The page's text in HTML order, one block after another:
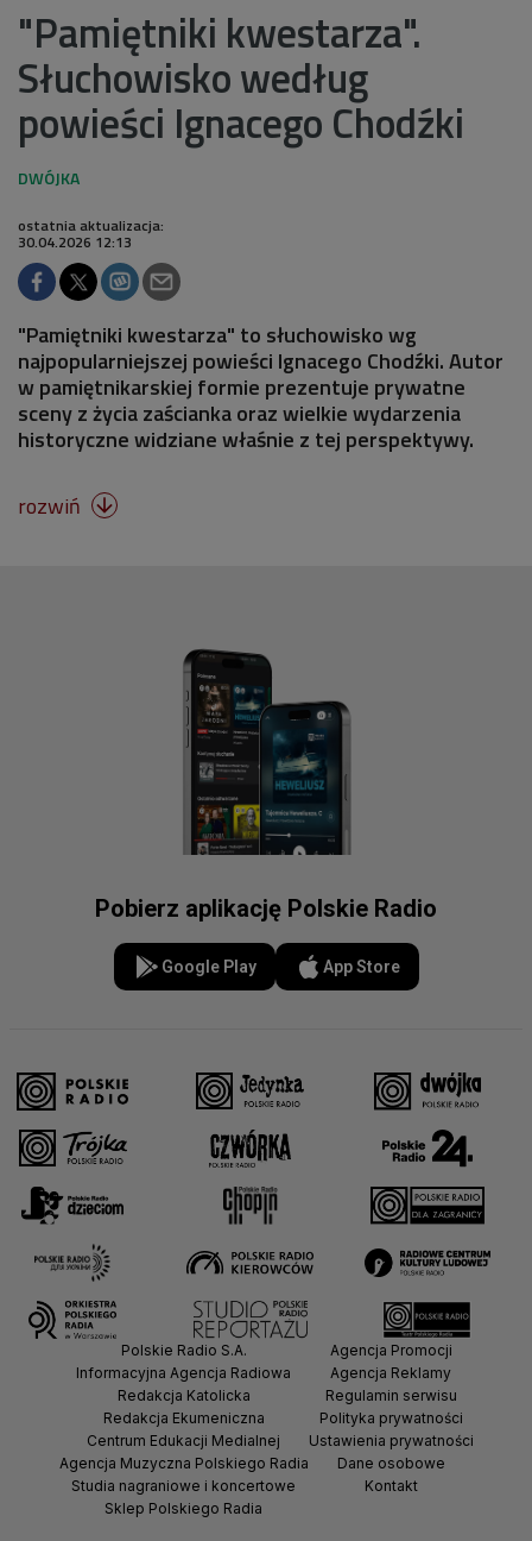
"Pamiętniki kwestarza".
Słuchowisko według
powieści Ignacego Chodźki
ostatnia aktualizacja:
30.04.2026 12:13
"Pamiętniki kwestarza" to słuchowisko wg
najpopularniejszej powieści Ignacego Chodźki. Autor
w pamiętnikarskiej formie prezentuje prywatne
sceny z życia zaścianka oraz wielkie wydarzenia
historyczne widziane właśnie z tej perspektywy.
rozwiń 
Pobierz aplikację Polskie Radio
Google Play App Store
Polskie Radio S.A.
Informacyjna Agencja Radiowa
Redakcja Katolicka
Redakcja Ekumeniczna
Centrum Edukacji Medialnej
Agencja Muzyczna Polskiego Radia
Studia nagraniowe i koncertowe
Sklep Polskiego Radia
Agencja Promocji
Agencja Reklamy
Regulamin serwisu
Polityka prywatności
Ustawienia prywatności
Dane osobowe
Kontakt